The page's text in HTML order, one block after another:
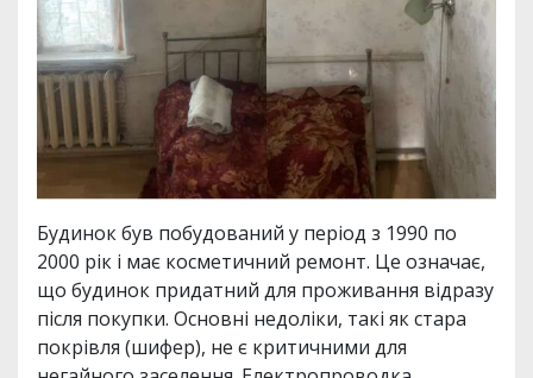
Будинок був побудований у період з 1990 по
2000 рік і має косметичний ремонт. Це означає,
що будинок придатний для проживання відразу
після покупки. Основні недоліки, такі як стара
покрівля (шифер), не є критичними для